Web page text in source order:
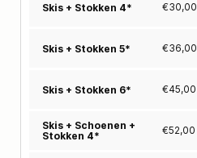
Skis + Stokken 4* €30,00
Skis + Stokken 5* €36,00
Skis + Stokken 6* €45,00
Skis + Schoenen +
Stokken 4*
€52,00